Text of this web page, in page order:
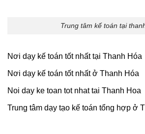
Trung tâm kế toán tại
Nơi dạy kế toán tốt nhất tại Thanh Hóa
Nơi dạy kế toán tốt nhất ở Thanh Hóa
Noi day ke toan tot nhat tai Thanh Hoa
Trung tâm dạy tạo kế toán tổng hợp ở